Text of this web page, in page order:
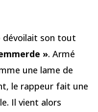
dévoilait son tout
». Armé
une lame de
le rappeur fait une
Il vient alors